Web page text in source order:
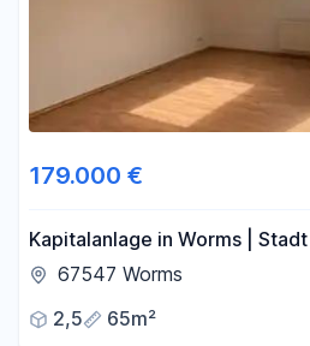
179.000 €
Kapitalanlage in Worms |
| provisionsfrei
67547 Worms
2,5
65m²